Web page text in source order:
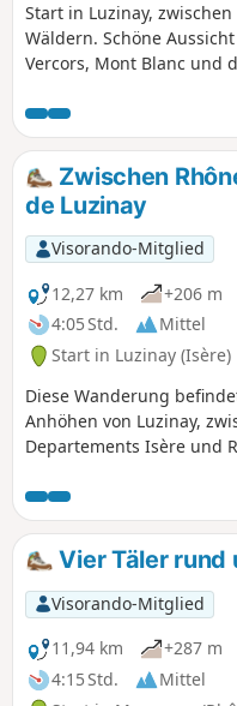
Start in Luzinay,
Wäldern. Schöne
Vercors, Mont Blanc und
(S/Z) und dem Punkt (3)
Sévenne-Tals,
erste Teil der Strecke bis
überwiegend flach auf
Straßen und einigen
Villette-de-Vienne kann
verhält und aufmerksam
Fasane auf den Anhöhen
kommt man an der
und 13. Jahrhundert)
Orientierung ist nicht
Wegmarkierungen sind
vorhanden.
Zwischen
de Luzinay
Visorando-Mitglied
12,27 km
+206 m
4:05 Std.
Mittel
Start in Luzinay (Isère)
Diese Wanderung
Anhöhen von Luzinay,
Departements Isère und
verschiedene Gemeinden!
bietet sehr schöne
Vercors, das Pilat-Massiv
Lyon. Es gibt nur 600 m
das ist relativ!). Der größte
besteht aus Wegen oder
Bauernhöfen führen.
Vier Täler rund
Visorando-Mitglied
11,94 km
+287 m
4:15 Std.
Mittel